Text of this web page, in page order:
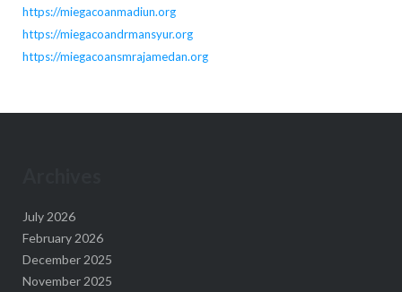
https://miegacoanmadiun.org
https://miegacoandrmansyur.org
https://miegacoansmrajamedan.org
July 2026
February 2026
December 2025
November 2025